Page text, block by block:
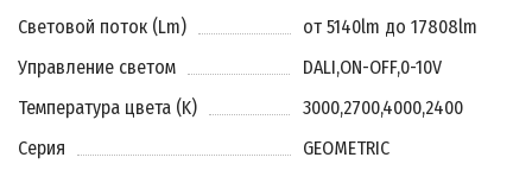
Световой поток (Lm)
от 5140lm до 17808lm
Управление светом
DALI,ON-OFF,0-10V
Температура цвета (K)
3000,2700,4000,2400
Серия
GEOMETRIC